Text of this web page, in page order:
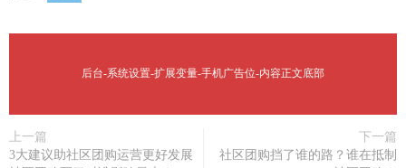
后台-系统设置-扩展变量-手机广告位-内容正文底部
上一篇
3大建议助社区团购运营更好发展
下一篇
社区团购挡了谁的路？谁在抵制